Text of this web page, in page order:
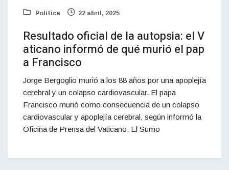
Política 22 abril, 2025
Resultado oficial de la autopsia: el V
aticano informó de qué murió el pap
a Francisco
Jorge Bergoglio murió a los 88 años por una apoplejía
cerebral y un colapso cardiovascular. El papa
Francisco murió como consecuencia de un colapso
cardiovascular y apoplejía cerebral, según informó la
Oficina de Prensa del Vaticano. El Sumo